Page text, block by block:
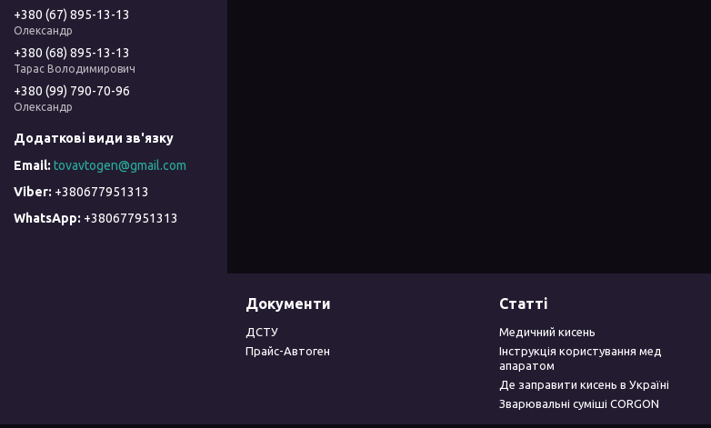
+380 (67) 895-13-13
Олександр
+380 (68) 895-13-13
Тарас Володимирович
+380 (99) 790-70-96
Олександр
tovavtogen@gmail.com
+380677951313
+380677951313
Документи
ДСТУ
Прайс-Автоген
Статті
Медичний кисень
Інструкція користування мед
апаратом
Де заправити кисень в Україні
Зварювальні суміші CORGON